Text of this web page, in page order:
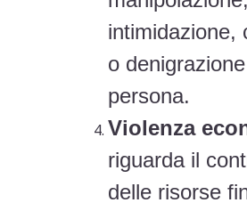
intimidazione,
o
persona.
Violenza
riguarda il
delle risorse